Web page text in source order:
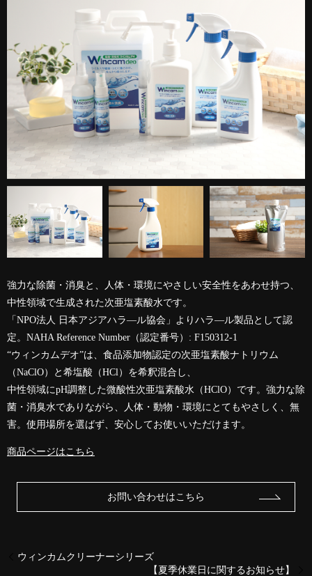
強力な除菌・消臭と、人体・環境にやさしい安全性をあわせ持つ、
中性領域で生成された次亜塩素酸水です。
「NPO法人 日本アジアハラ―ル協会」よりハラ―ル製品として認
定。NAHA Reference Number（認定番号）: F150312-1
“ウィンカムデオ”は、食品添加物認定の次亜塩素酸ナトリウム
（NaClO）と希塩酸（HCl）を希釈混合し、
中性領域にpH調整した微酸性次亜塩素酸水（HClO）です。強力な除
菌・消臭水でありながら、人体・動物・環境にとてもやさしく、無
害。使用場所を選ばず、安心してお使いいただけます。
商品ページはこちら
お問い合わせはこちら
ウィンカムクリーナーシリーズ
【夏季休業日に関するお知らせ】